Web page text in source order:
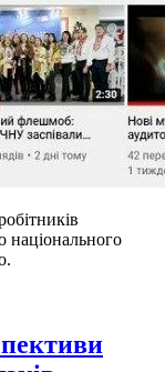
національного